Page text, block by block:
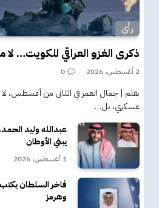
رأي
ذكرى الغزو العراقي للكويت…
2 أغسطس، 2026 0
بقلم | جمال العمر في الثاني من أغسطس،
عسكري، بل…
عبدالله وليد
يبني الأوطان
1 أغسطس، 2026
فاخر السلطان
وهرمز